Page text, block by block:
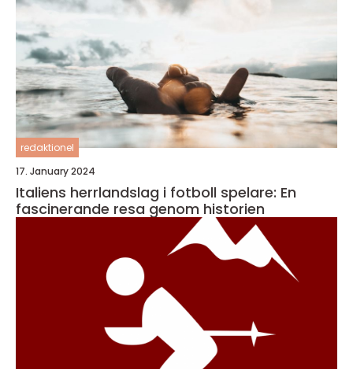
redaktionel
17. January 2024
Italiens herrlandslag i fotboll spelare: En
fascinerande resa genom historien